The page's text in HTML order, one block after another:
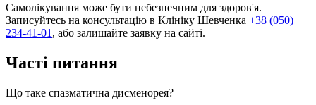
Самолікування може бути небезпечним для здоров'я.
Записуйтесь на консультацію в Клініку Шевченка +38 (050)
234-41-01 , або залишайте заявку на сайті.
Часті питання
Що таке спазматична дисменорея?